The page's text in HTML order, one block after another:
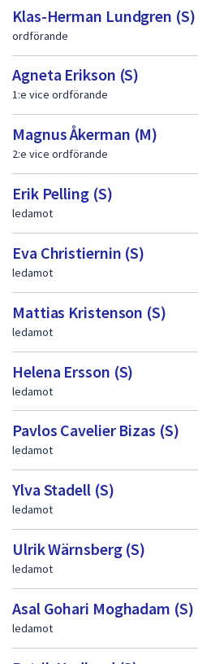
t
a
m
e
d
f
ö
r
t
r
o
e
n
d
e
v
a
l
d
a
Klas-Herman Lundgren (S)
ordförande
Agneta Erikson (S)
1:e vice ordförande
Magnus Åkerman (M)
2:e vice ordförande
Erik Pelling (S)
ledamot
Eva Christiernin (S)
ledamot
Mattias Kristenson (S)
ledamot
Helena Ersson (S)
ledamot
Pavlos Cavelier Bizas (S)
ledamot
Ylva Stadell (S)
ledamot
Ulrik Wärnsberg (S)
ledamot
Asal Gohari Moghadam (S)
ledamot